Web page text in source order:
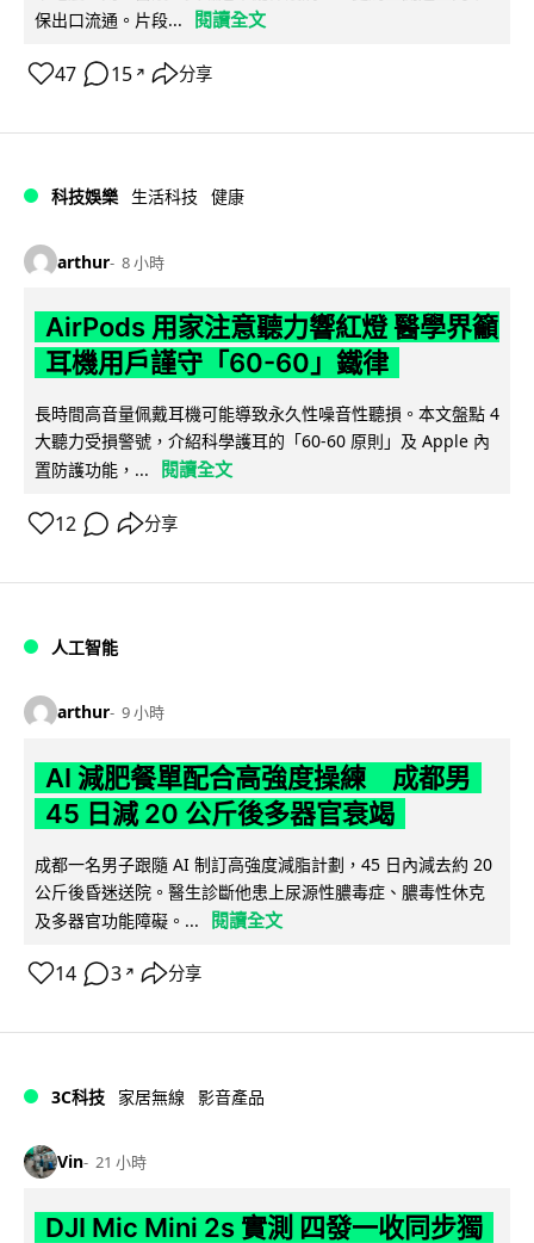
保出口流通。片段...
閱讀全文
47 15 ↗ 分享
科技娛樂 生活科技 健康
arthur 8 小時
AirPods 用家注意聽力響紅燈 醫學界籲
耳機用戶謹守「60-60」鐵律
長時間高音量佩戴耳機可能導致永久性噪音性聽損。本文盤點 4
大聽力受損警號，介紹科學護耳的「60-60 原則」及 Apple 內
置防護功能，...
閱讀全文
12 分享
人工智能
arthur 9 小時
AI 減肥餐單配合高強度操練 成都男
45 日減 20 公斤後多器官衰竭
成都一名男子跟隨 AI 制訂高強度減脂計劃，45 日內減去約 20
公斤後昏迷送院。醫生診斷他患上尿源性膿毒症、膿毒性休克
及多器官功能障礙。...
閱讀全文
14 3 ↗ 分享
3C科技 家居無線 影音產品
Vin 21 小時
DJI Mic Mini 2s 實測 四發一收同步獨